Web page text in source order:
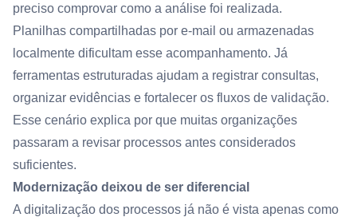
preciso comprovar como a análise foi realizada.
Planilhas compartilhadas por e-mail ou armazenadas
localmente dificultam esse acompanhamento. Já
ferramentas estruturadas ajudam a registrar consultas,
organizar evidências e fortalecer os fluxos de validação.
Esse cenário explica por que muitas organizações
passaram a revisar processos antes considerados
suficientes.
Modernização deixou de ser diferencial
A digitalização dos processos já não é vista apenas como